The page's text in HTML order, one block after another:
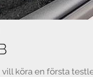
köra en första